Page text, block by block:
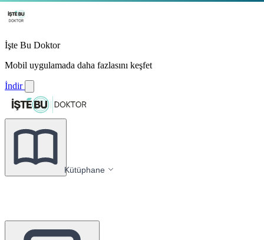
İşte Bu Doktor
Mobil uygulamada daha fazlasını keşfet
İndir
Kütüphane